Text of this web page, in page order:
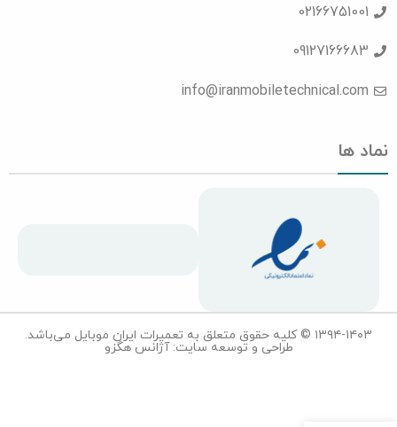
02166751001
09127166683
info@iranmobiletechnical.com
نماد ها
۱۳۹۴-۱۴۰۳ © کلیه حقوق متعلق به تعمیرات ایران موبایل می‌باشد.
طراحی و توسعه سایت: آژانس هگزو